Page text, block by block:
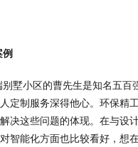
例
墅小区的曹先生是知名五
定制服务深得他心。环保精
决这些问题的体现。在与设
智能化方面也比较看好，想